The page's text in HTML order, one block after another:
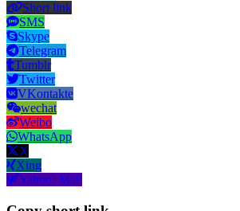
Short link
SMS
Skype
Telegram
Tumblr
Twitter
VKontakte
wechat
Weibo
WhatsApp
X
Xing
Yahoo! Mail